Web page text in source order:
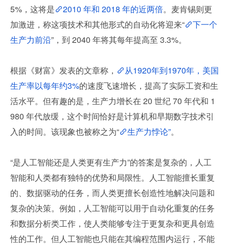
5%，这将是
2010 年和 2018 年的近两倍。麦肯锡则更
加激进，称这项技术和其他形式的自动化将迎来“
下一个
生产力前沿”，到 2040 年将其每年提高至 3.3%。
根据《财富》发表的文章称，
从1920年到1970年，美国
生产率以每年约3%的速度飞速增长，提高了实际工资和生
活水平。但有趣的是，生产力增长在 20 世纪 70 年代和 1
980 年代放缓，这个时间恰好是计算机和早期数字技术引
入的时间。该现象也被称之为“
生产力悖论”。
“是人工智能还是人类更有生产力”的答案是复杂的，人工
智能和人类都有独特的优势和局限性。人工智能擅长重复
的、数据驱动的任务，而人类更擅长创造性地解决问题和
复杂的决策。例如，人工智能可以用于自动化重复的任务
和数据分析类工作，使人类能够专注于更复杂和更具创造
性的工作。但人工智能也只能在其编程范围内运行，不能